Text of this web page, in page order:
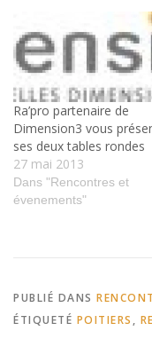
Ra’pro partenaire de
Dimension3 vous
ses deux tables rondes
27 mai 2013
Dans "Rencontres et
évenements"
PUBLIÉ DANS
ÉTIQUETÉ POITIERS ,